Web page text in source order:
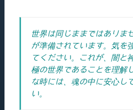
世界は同じままではありま
が準備されています。気を
てください。これが、闇と
極の世界であることを理解
な時には、魂の中に安心し
い。